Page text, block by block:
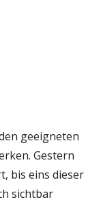
geeigneten
Gestern
bis eins dieser
sichtbar